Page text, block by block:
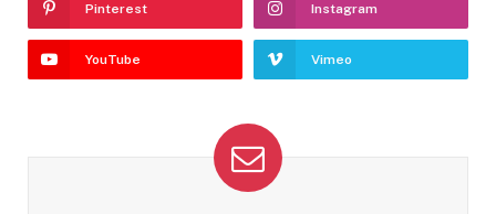
Pinterest Instagram
YouTube Vimeo